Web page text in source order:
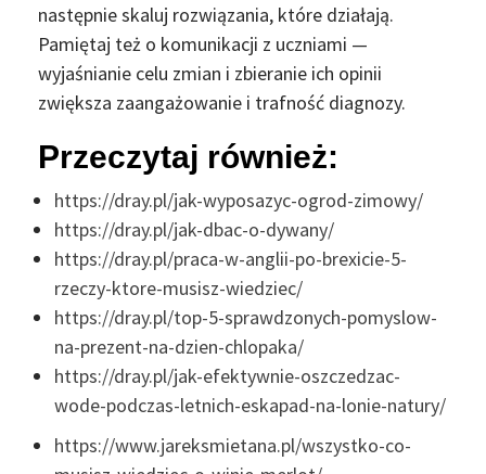
następnie skaluj rozwiązania, które działają.
Pamiętaj też o komunikacji z uczniami —
wyjaśnianie celu zmian i zbieranie ich opinii
zwiększa zaangażowanie i trafność diagnozy.
Przeczytaj również:
https://dray.pl/jak-wyposazyc-ogrod-zimowy/
https://dray.pl/jak-dbac-o-dywany/
https://dray.pl/praca-w-anglii-po-brexicie-5-
rzeczy-ktore-musisz-wiedziec/
https://dray.pl/top-5-sprawdzonych-pomyslow-
na-prezent-na-dzien-chlopaka/
https://dray.pl/jak-efektywnie-oszczedzac-
wode-podczas-letnich-eskapad-na-lonie-natury/
https://www.jareksmietana.pl/wszystko-co-